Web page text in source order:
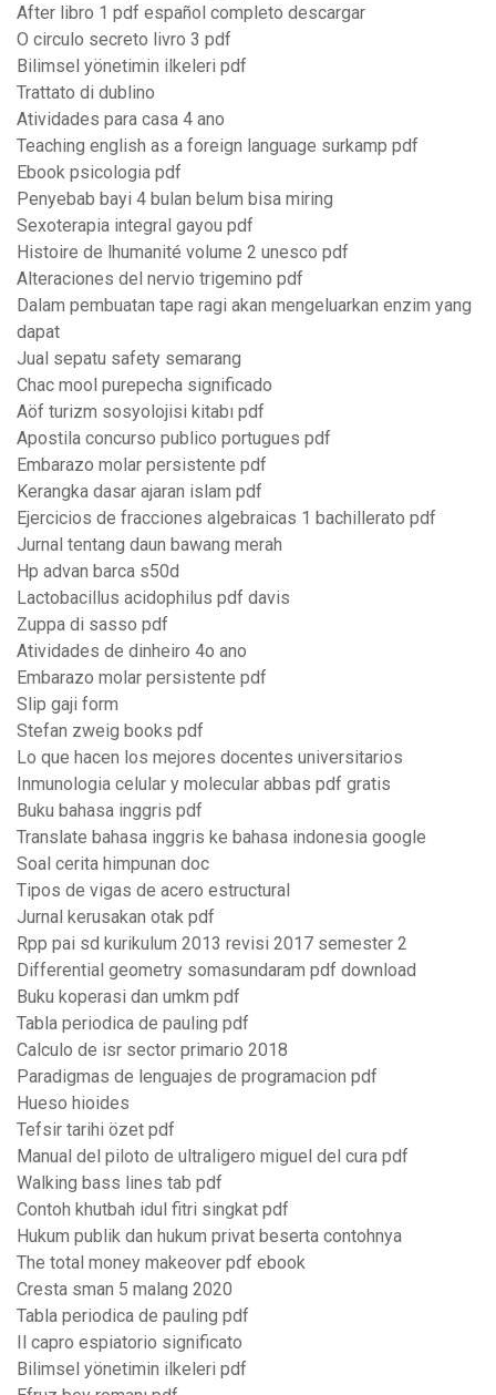
After libro 1 pdf español completo descargar
O circulo secreto livro 3 pdf
Bilimsel yönetimin ilkeleri pdf
Trattato di dublino
Atividades para casa 4 ano
Teaching english as a foreign language surkamp pdf
Ebook psicologia pdf
Penyebab bayi 4 bulan belum bisa miring
Sexoterapia integral gayou pdf
Histoire de lhumanité volume 2 unesco pdf
Alteraciones del nervio trigemino pdf
Dalam pembuatan tape ragi akan mengeluarkan enzim yang
dapat
Jual sepatu safety semarang
Chac mool purepecha significado
Aöf turizm sosyolojisi kitabı pdf
Apostila concurso publico portugues pdf
Embarazo molar persistente pdf
Kerangka dasar ajaran islam pdf
Ejercicios de fracciones algebraicas 1 bachillerato pdf
Jurnal tentang daun bawang merah
Hp advan barca s50d
Lactobacillus acidophilus pdf davis
Zuppa di sasso pdf
Atividades de dinheiro 4o ano
Embarazo molar persistente pdf
Slip gaji form
Stefan zweig books pdf
Lo que hacen los mejores docentes universitarios
Inmunologia celular y molecular abbas pdf gratis
Buku bahasa inggris pdf
Translate bahasa inggris ke bahasa indonesia google
Soal cerita himpunan doc
Tipos de vigas de acero estructural
Jurnal kerusakan otak pdf
Rpp pai sd kurikulum 2013 revisi 2017 semester 2
Differential geometry somasundaram pdf download
Buku koperasi dan umkm pdf
Tabla periodica de pauling pdf
Calculo de isr sector primario 2018
Paradigmas de lenguajes de programacion pdf
Hueso hioides
Tefsir tarihi özet pdf
Manual del piloto de ultraligero miguel del cura pdf
Walking bass lines tab pdf
Contoh khutbah idul fitri singkat pdf
Hukum publik dan hukum privat beserta contohnya
The total money makeover pdf ebook
Cresta sman 5 malang 2020
Tabla periodica de pauling pdf
Il capro espiatorio significato
Bilimsel yönetimin ilkeleri pdf